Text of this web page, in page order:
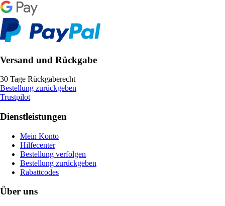
Versand und Rückgabe
30 Tage Rückgaberecht
Bestellung zurückgeben
Trustpilot
Dienstleistungen
Mein Konto
Hilfecenter
Bestellung verfolgen
Bestellung zurückgeben
Rabattcodes
Über uns